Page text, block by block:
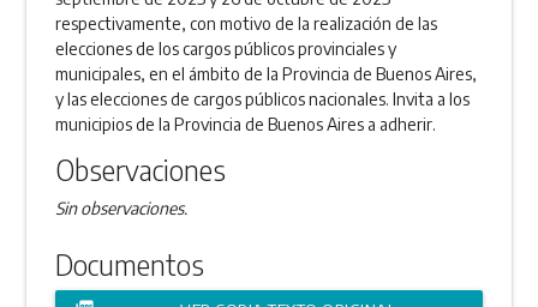
respectivamente, con motivo de la realización de las
elecciones de los cargos públicos provinciales y
municipales, en el ámbito de la Provincia de Buenos Aires,
y las elecciones de cargos públicos nacionales. Invita a los
municipios de la Provincia de Buenos Aires a adherir.
Observaciones
Sin observaciones.
Documentos